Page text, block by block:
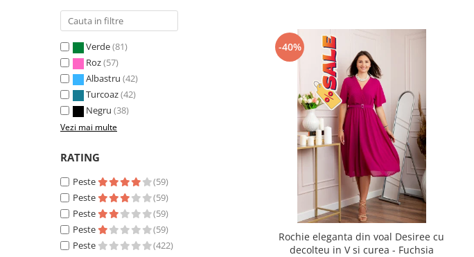
Verde(81)
Roz(57)
Albastru (42)
Turcoaz(42)
Negru (38)
Vezi mai multe
RATING
Peste
(59)
Peste
(59)
Peste
(59)
Peste
(59)
Peste
(422)
-40%
Rochie eleganta din voal Desiree cu
decolteu in V si curea - Fuchsia